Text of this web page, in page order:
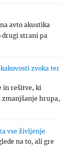
avto akustika
drugi strani pa
zvoka ter
in rešitve, ki
zmanjšanje hrupa,
vse življenje
na to, ali gre